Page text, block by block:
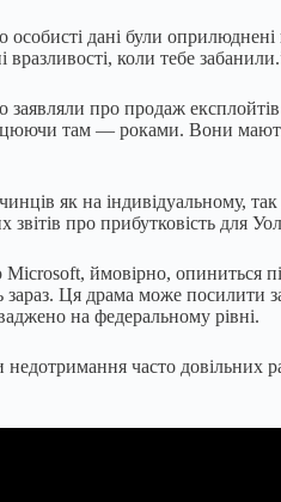
дані були
коли тебе
про продаж
там — роками. Вони
як на індивідуальному,
про прибутковість для
ймовірно, опиниться
Ця драма може посилити
на федеральному рівні.
часто довільних